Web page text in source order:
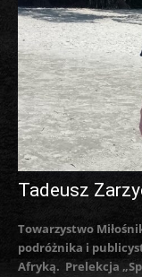
Tadeusz
Towarzystwo
podróżnika i
Afryką.